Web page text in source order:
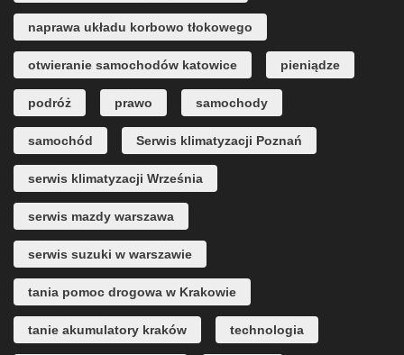
naprawa układu korbowo tłokowego
otwieranie samochodów katowice pieniądze
podróż prawo samochody
samochód Serwis klimatyzacji Poznań
serwis klimatyzacji Września
serwis mazdy warszawa
serwis suzuki w warszawie
tania pomoc drogowa w Krakowie
tanie akumulatory kraków technologia